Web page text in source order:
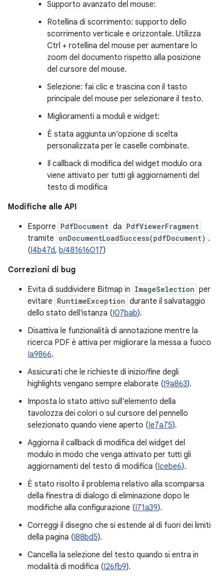
Supporto avanzato del mouse:
Rotellina di scorrimento: supporto dello
scorrimento verticale e orizzontale. Utilizza
Ctrl + rotellina del mouse per aumentare lo
zoom del documento rispetto alla posizione
del cursore del mouse.
Selezione: fai clic e trascina con il tasto
principale del mouse per selezionare il testo.
Miglioramenti a moduli e widget:
È stata aggiunta un'opzione di scelta
personalizzata per le caselle combinate.
Il callback di modifica del widget modulo ora
viene attivato per tutti gli aggiornamenti del
testo di modifica
Modifiche alle API
Esporre PdfDocument da PdfViewerFragment
tramite onDocumentLoadSuccess(pdfDocument) .
(I4b47d, b/481616017)
Correzioni di bug
Evita di suddividere Bitmap in ImageSelection per
evitare RuntimeException durante il salvataggio
dello stato dell'istanza (I07bab).
Disattiva le funzionalità di annotazione mentre la
ricerca PDF è attiva per migliorare la messa a fuoco
Ia9866.
Assicurati che le richieste di inizio/fine degli
highlights vengano sempre elaborate (I9a863).
Imposta lo stato attivo sull'elemento della
tavolozza dei colori o sul cursore del pennello
selezionato quando viene aperto (Ie7a75).
Aggiorna il callback di modifica del widget del
modulo in modo che venga attivato per tutti gli
aggiornamenti del testo di modifica (Icebe6).
È stato risolto il problema relativo alla scomparsa
della finestra di dialogo di eliminazione dopo le
modifiche alla configurazione (I71a39).
Correggi il disegno che si estende al di fuori dei limiti
della pagina (I88bd5).
Cancella la selezione del testo quando si entra in
modalità di modifica (I26fb9).